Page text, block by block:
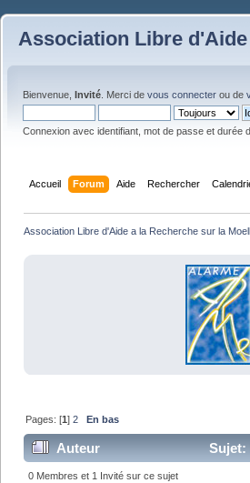
Association Libre
Bienvenue, Invité . Merci de vous connecter ou de
Connexion avec identifiant, mot de passe et durée
Accueil Forum Aide Rechercher
Association Libre d'Aide a la Recherche sur la
Pages: [1]2 En bas
Auteur Sujet:
0 Membres et 1 Invité sur ce sujet